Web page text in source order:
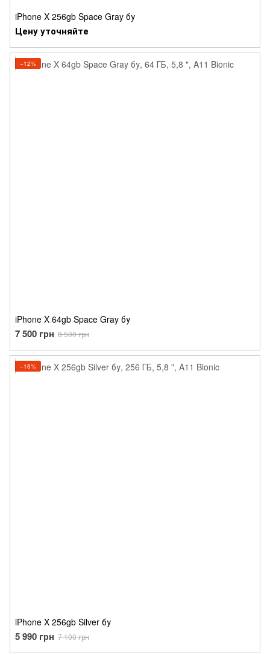
iPhone X 256gb Space Gray бу
Цену уточняйте
−12%
iPhone X 64gb Space Gray бу
7 500 грн 8 500 грн
−16%
iPhone X 256gb Silver бу
5 990 грн 7 100 грн